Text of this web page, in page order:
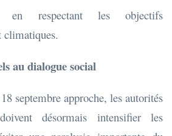
en respectant les objectifs
climatiques.
au dialogue social
septembre approche, les autorités
désormais intensifier les